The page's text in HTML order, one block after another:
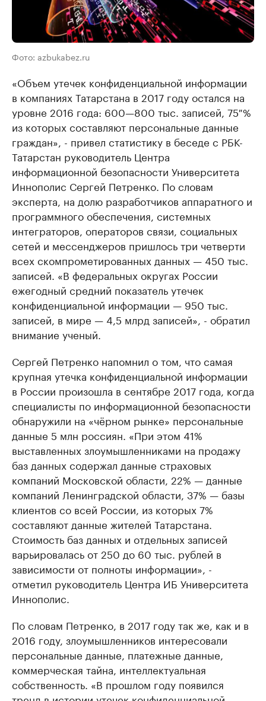
Фото: azbukabez.ru
«Объем утечек конфиденциальной информации
в компаниях Татарстана в 2017 году остался на
уровне 2016 года: 600—800 тыс. записей, 75 %
из которых составляют персональные данные
граждан», - привел статистику в беседе с РБК-
Татарстан руководитель Центра
информационной безопасности Университета
Иннополис Сергей Петренко. По словам
эксперта, на долю разработчиков аппаратного и
программного обеспечения, системных
интеграторов, операторов связи, социальных
сетей и мессенджеров пришлось три четверти
всех скомпрометированных данных — 450 тыс.
записей. «В федеральных округах России
ежегодный средний показатель утечек
конфиденциальной информации — 950 тыс.
записей, в мире — 4,5 млрд записей», - обратил
внимание ученый.
Сергей Петренко напомнил о том, что самая
крупная утечка конфиденциальной информации
в России произошла в сентябре 2017 года, когда
специалисты по информационной безопасности
обнаружили на «чёрном рынке» персональные
данные 5 млн россиян. «При этом 41%
выставленных злоумышленниками на продажу
баз данных содержал данные страховых
компаний Московской области, 22% — данные
компаний Ленинградской области, 37% — базы
клиентов со всей России, из которых 7%
составляют данные жителей Татарстана.
Стоимость баз данных и отдельных записей
варьировалась от 250 до 60 тыс. рублей в
зависимости от полноты информации», -
отметил руководитель Центра ИБ Университета
Иннополис.
По словам Петренко, в 2017 году так же, как и в
2016 году, злоумышленников интересовали
персональные данные, платежные данные,
коммерческая тайна, интеллектуальная
собственность. «В прошлом году появился